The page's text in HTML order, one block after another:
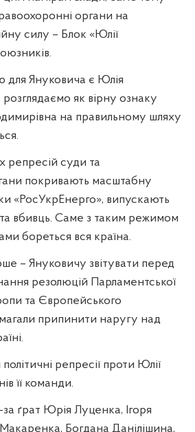
органи на
силу – Блок «Юлії
для Януковича є Юлія
як вірну ознаку
на правильному шляху
репресій суди та
покривають масштабну
«РосУкрЕнерго», випускають
та вбивць. Саме з таким режимом
бореться вся країна.
– Януковичу звітувати перед
резолюцій Парламентської
та Європейського
припинити наругу над
репресії проти Юлії
її команди.
за ґрат Юрія Луценка, Ігоря
Богдана Данілішина,